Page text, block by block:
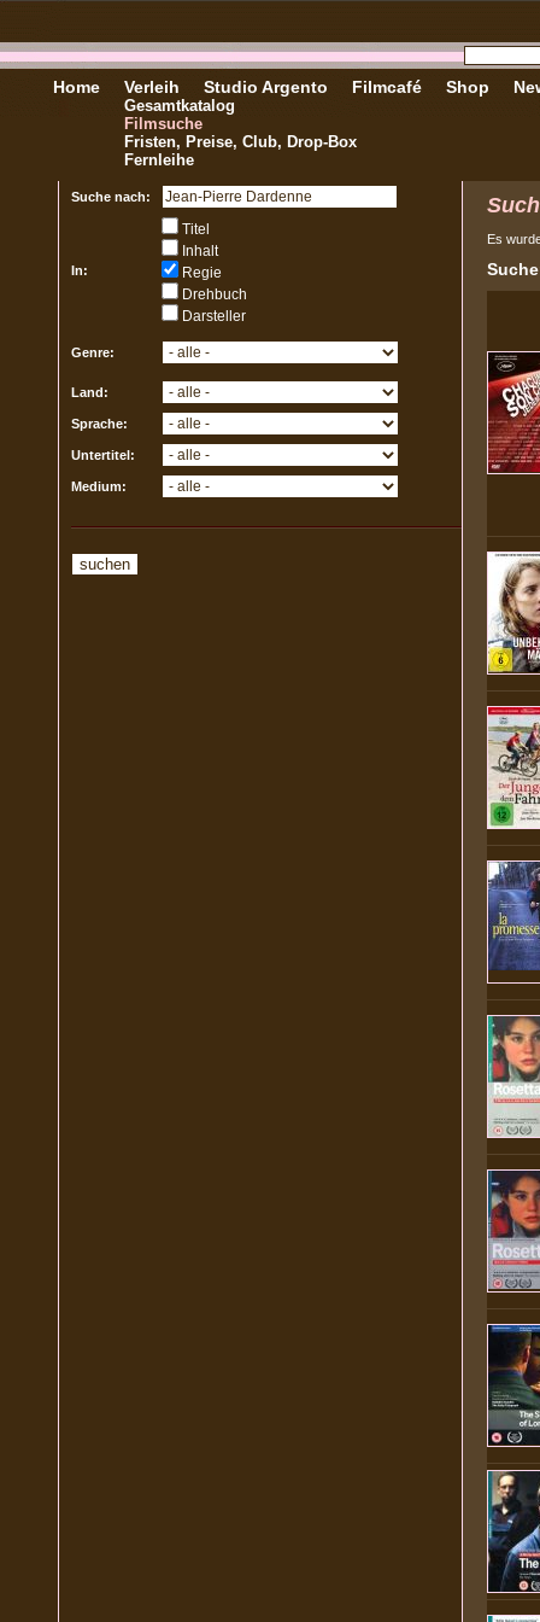
Home Verleih
Gesamtkatalog
Filmsuche
Fristen, Preise, Club, Drop-Box
Fernleihe
Studio Argento Filmcafé Shop
Suche nach:
In:
Titel
Inhalt
Regie
Drehbuch
Darsteller
Genre:
Land:
Sprache:
Untertitel:
Medium:
Es